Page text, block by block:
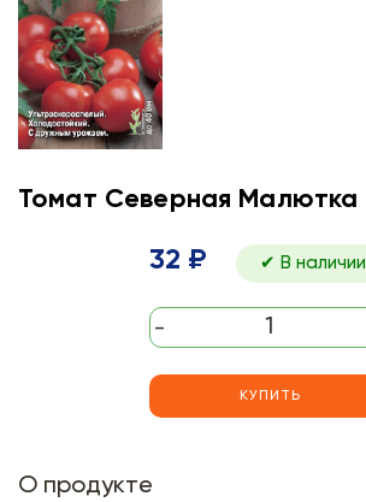
Томат Северная Малютка
32 ₽ ✔ В наличии
-
КУПИТЬ
О продукте